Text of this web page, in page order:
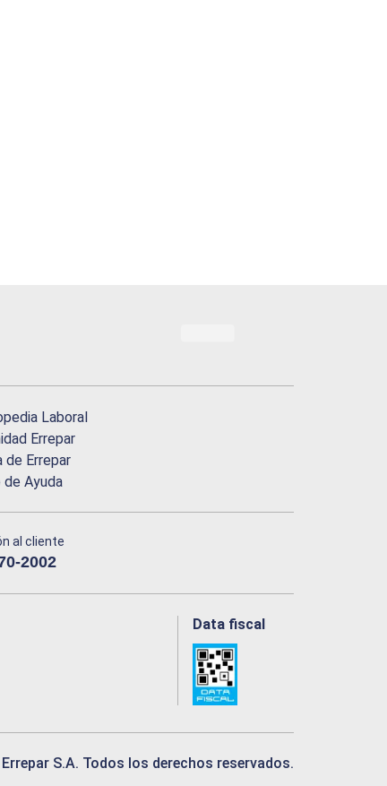
Laboral
Errepar
de Errepar
de Ayuda
al cliente
2002
Data fiscal
S.A. Todos los derechos reservados.